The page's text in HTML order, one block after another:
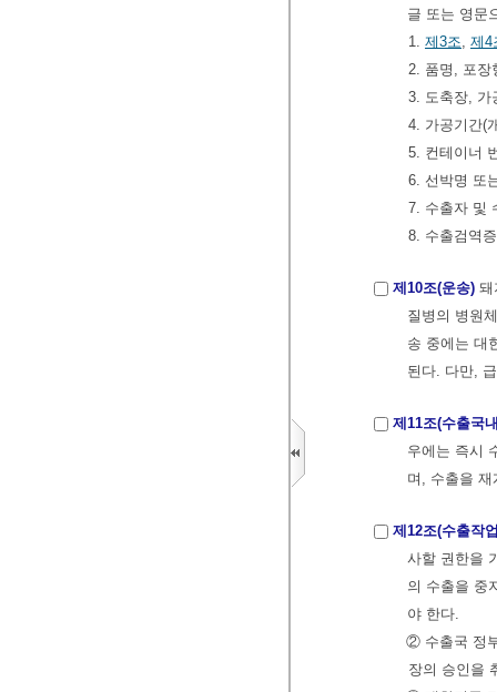
글 또는 영문
1. 제3조, 제4
2. 품명, 포장
3. 도축장, 가
4. 가공기간(
5. 컨테이너
6. 선박명 또
7. 수출자 및
8. 수출검역
제10조(운송) 돼
질병의 병원
송 중에는 대
된다. 다만,
제11조(수출국
우에는 즉시
며, 수출을
제12조(수출작
사할 권한을
의 수출을 중
야 한다.
② 수출국 정
장의 승인을